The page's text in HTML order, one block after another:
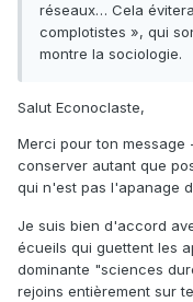
réseaux… Cela
complotistes », qui
montre la sociologie.
Salut Econoclaste,
Merci pour ton
conserver autant que
qui n'est pas l'apanage
Je suis bien d'accord
écueils qui guettent les
dominante "sciences
rejoins entièrement sur